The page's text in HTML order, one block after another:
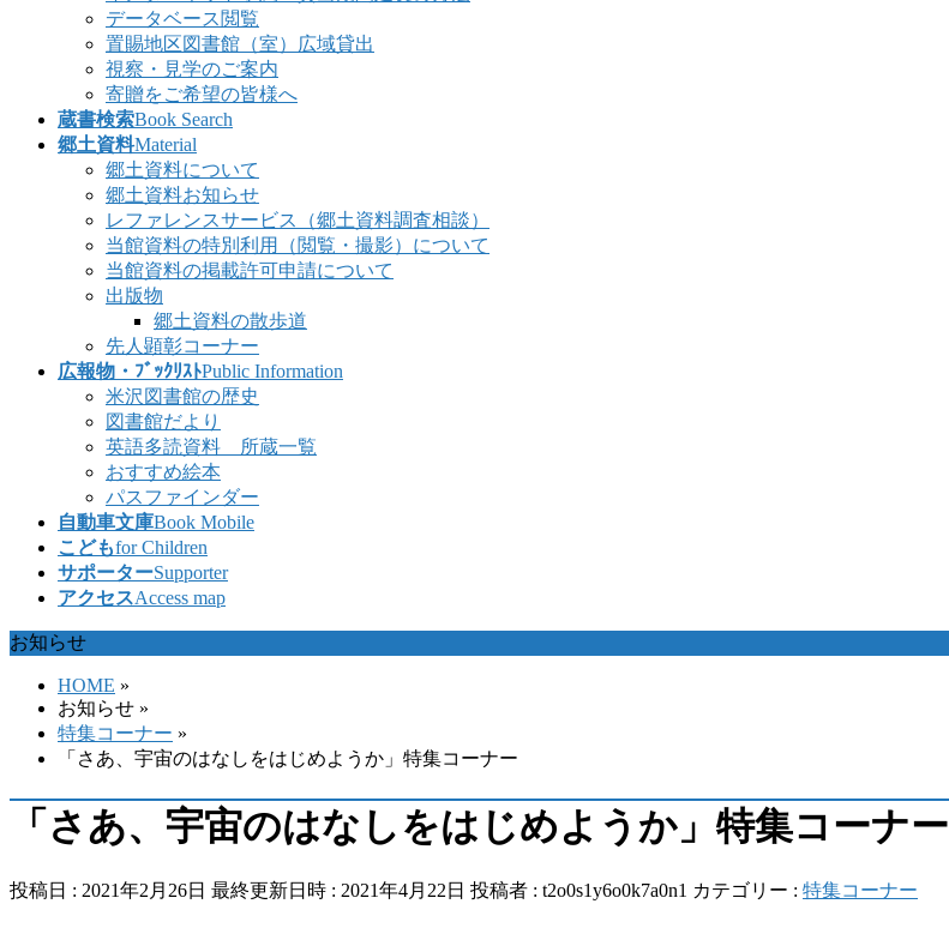
データベース閲覧
置賜地区図書館（室）広域貸出
視察・見学のご案内
寄贈をご希望の皆様へ
蔵書検索Book Search
郷土資料Material
郷土資料について
郷土資料お知らせ
レファレンスサービス（郷土資料調査相談）
当館資料の特別利用（閲覧・撮影）について
当館資料の掲載許可申請について
出版物
郷土資料の散歩道
先人顕彰コーナー
広報物・ﾌﾞｯｸﾘｽﾄPublic Information
米沢図書館の歴史
図書館だより
英語多読資料 所蔵一覧
おすすめ絵本
パスファインダー
自動車文庫Book Mobile
こどもfor Children
サポーターSupporter
アクセスAccess map
お知らせ
HOME »
お知らせ »
特集コーナー »
「さあ、宇宙のはなしをはじめようか」特集コーナー
「さあ、宇宙のはなしをはじめようか」特集コーナー
投稿日 : 2021年2月26日 最終更新日時 : 2021年4月22日 投稿者 : t2o0s1y6o0k7a0n1 カテゴリー : 特集コーナー